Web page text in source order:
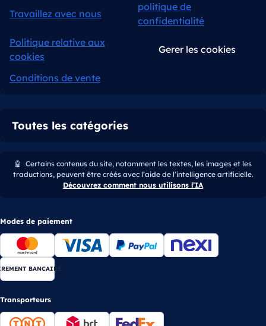
Travaillez avec nous
politique de
confidentialité
Politique relative aux
cookies
Gerer les cookies
Conditions de vente
Toutes les catégories
🤖 Certains contenus du site, notamment les textes, les images et les
traductions, peuvent être créés avec l’aide de l’intelligence artificielle.
Découvrez comment nous utilisons l’IA
Modes de paiement
BANCAIRE
Transporteurs